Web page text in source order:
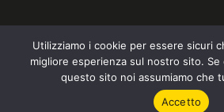
All rights reserved © Vismec 2026 –
Studio Perazza
Utilizziamo i cookie per essere sicuri
migliore esperienza sul nostro sito.
questo sito noi assumiamo che
Accetto